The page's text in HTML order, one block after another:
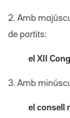
2. Amb
de partits:
el XII
3. Amb
el consell